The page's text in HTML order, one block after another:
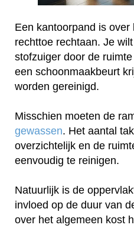
Een kantoorpand is over
rechttoe rechtaan. Je
stofzuiger door de
een schoonmaakbeurt
worden gereinigd.
Misschien moeten de
gewassen. Het aantal
overzichtelijk en de
eenvoudig te reinigen.
Natuurlijk is de
invloed op de duur van
over het algemeen kost